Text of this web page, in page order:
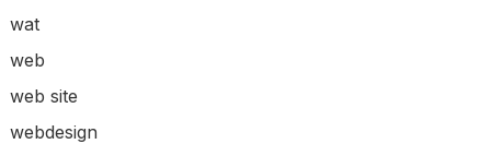
wat
web
web site
webdesign